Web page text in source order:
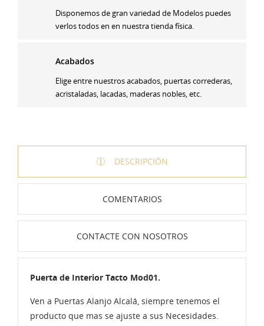
Disponemos de gran variedad de Modelos puedes
verlos todos en en nuestra tienda física.
Acabados
Elige entre nuestros acabados, puertas correderas,
acristaladas, lacadas, maderas nobles, etc.
DESCRIPCIÓN
COMENTARIOS
CONTACTE CON NOSOTROS
Puerta de Interior Tacto Mod01.
Ven a Puertas Alanjo Alcalá, siempre tenemos el
producto que mas se ajuste a sus Necesidades.